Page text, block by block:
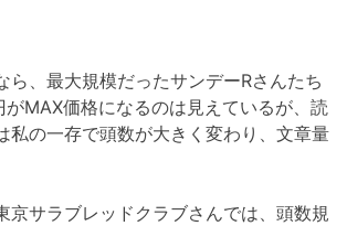
ら、最大規模だったサンデーRさんたち
MAX価格になるのは見えているが、読
私の一存で頭数が大きく変わり、文章量
京サラブレッドクラブさんでは、頭数規